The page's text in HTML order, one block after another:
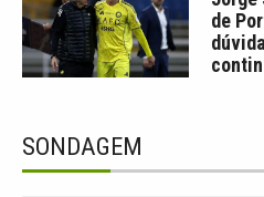
de
SONDAGEM